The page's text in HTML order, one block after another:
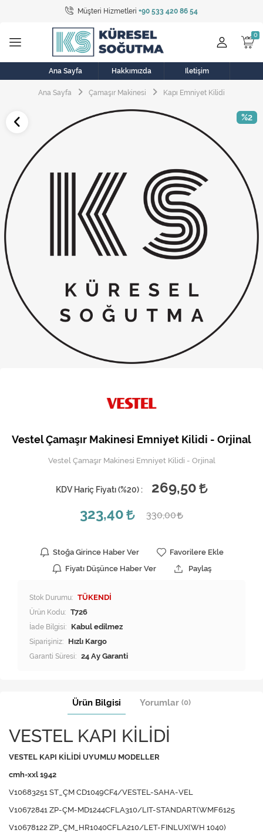
Müşteri Hizmetleri +90 533 420 86 54
Tüm Kategoriler
Bulaşık Makinesi
Buzdolabı
Çamaşır Kurutma Makinesi
Elektrikli Aksamlar
Elektrikli Süpürge
Fan
Fırın, Ocak ve Aspiratör
Klima
Kombi
Musluk
Ana Sayfa Hakkımızda İletişim
Ana Sayfa Çamaşır Makinesi Kapı Emniyet Kilidi
%2
Vestel Çamaşır Makinesi Emniyet Kilidi - Orjinal
Vestel Çamaşır Makinesi Emniyet Kilidi - Orjinal
KDV Hariç Fiyatı (%20) :
269,50
323,40
330,00
Stoğa Girince Haber Ver
Favorilere Ekle
Fiyatı Düşünce Haber Ver
Paylaş
Stok Durumu: TÜKENDİ
Ürün Kodu: T726
İade Bilgisi:
Siparişiniz: Hızlı Kargo
Garanti Süresi: 24 Ay Garanti
Ürün Bilgisi Yorumlar (0)
VESTEL KAPI KİLİDİ
VESTEL KAPI KİLİDİ UYUMLU MODELLER
cmh-xxl 1942
V10683251 ST_ÇM CD1049CF4/VESTEL-SAHA-VEL
V10672841 ZP-ÇM-MD1244CFLA310/LIT-STANDART(WMF6125
V10678122 ZP_ÇM_HR1040CFLA210/LET-FINLUX(WH 1040)